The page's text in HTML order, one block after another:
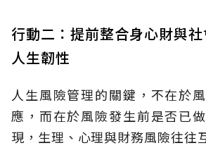
行動二：提前整合身心財與
人生韌性
人生風險管理的關鍵，不在於
應，而在於風險發生前是否已
現，生理、心理與財務風險往往